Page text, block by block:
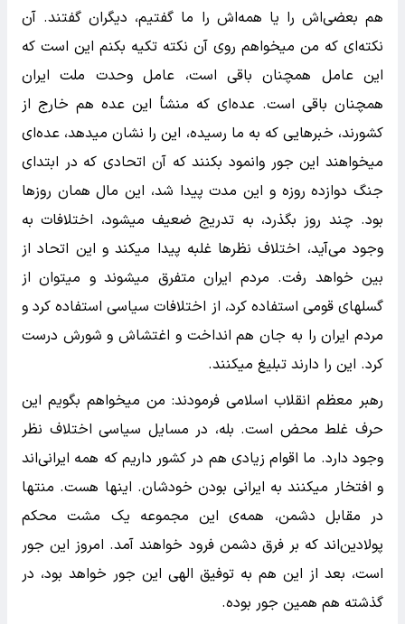
هم بعضی‌اش را یا همه‌اش را ما گفتیم، دیگران گفتند. آن
نکته‌ای که من میخواهم روی آن نکته تکیه بکنم این است که
این عامل همچنان باقی است، عامل وحدت ملت ایران
همچنان باقی است. عده‌ای که منشأ این عده هم خارج از
کشورند، خبرهایی که به ما رسیده، این را نشان میدهد، عده‌ای
میخواهند این جور وانمود بکنند که آن اتحادی که در ابتدای
جنگ دوازده روزه و این مدت پیدا شد، این مال همان روزها
بود. چند روز بگذرد، به تدریج ضعیف میشود، اختلافات به
وجود می‌آید، اختلاف نظرها غلبه پیدا میکند و این اتحاد از
بین خواهد رفت. مردم ایران متفرق میشوند و میتوان از
گسلهای قومی استفاده کرد، از اختلافات سیاسی استفاده کرد و
مردم ایران را به جان هم انداخت و اغتشاش و شورش درست
کرد. این را دارند تبلیغ میکنند.
رهبر معظم انقلاب اسلامی فرمودند: من میخواهم بگویم این
حرف غلط محض است. بله، در مسایل سیاسی اختلاف نظر
وجود دارد. ما اقوام زیادی هم در کشور داریم که همه ایرانی‌اند
و افتخار میکنند به ایرانی بودن خودشان. اینها هست. منتها
در مقابل دشمن، همه‌ی این مجموعه یک مشت محکم
پولادین‌اند که بر فرق دشمن فرود خواهند آمد. امروز این جور
است، بعد از این هم به توفیق الهی این جور خواهد بود، در
گذشته هم همین جور بوده.